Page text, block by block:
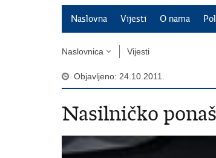
Naslovna Vijesti O nama
Naslovnica Vijesti
Objavljeno: 24.10.2011.
Nasilničko